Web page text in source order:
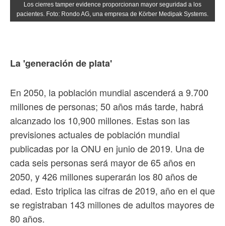
Los cierres tamper evidence proporcionan mayor seguridad a los
pacientes. Foto: Rondo AG, una empresa de Körber Medipak Systems.
La 'generación de plata'
En 2050, la población mundial ascenderá a 9.700
millones de personas; 50 años más tarde, habrá
alcanzado los 10,900 millones. Estas son las
previsiones actuales de población mundial
publicadas por la ONU en junio de 2019. Una de
cada seis personas será mayor de 65 años en
2050, y 426 millones superarán los 80 años de
edad. Esto triplica las cifras de 2019, año en el que
se registraban 143 millones de adultos mayores de
80 años.